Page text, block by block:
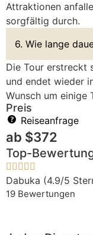
Attraktionen
sorgfältig durch.
6. Wie lange
Die Tour erstreckt
und endet wieder
Wunsch um einige
Preis
Reiseanfrage
ab $372
Top-
Dabuka (4.9/5
19 Bewertungen